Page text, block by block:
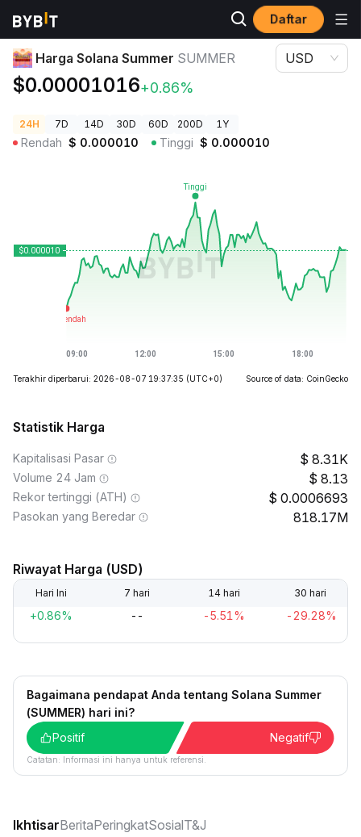
Daftar
Harga Kripto Harga Solana Summer SUMMER
Harga Solana Summer SUMMER
$0.00001016+0.86%
USD
24H 7D 14D 30D 60D 200D 1Y
Rendah $ 0.000010 Tinggi $ 0.000010
Terakhir diperbarui: 2026-08-07 19:37:35 (UTC+0) Source of data: CoinGecko
Statistik Harga
Kapitalisasi Pasar 8.31K
Volume 24 Jam 8.13
Rekor tertinggi (ATH) 0.0006693
Pasokan yang Beredar 818.17M
Riwayat Harga (USD)
Hari Ini 7 hari 14 hari 30 hari
+0.86% -- -5.51% -29.28%
Bagaimana pendapat Anda tentang Solana Summer
(SUMMER) hari ini?
Positif
Negatif
Catatan: Informasi ini hanya untuk referensi.
IkhtisarBeritaPeringkatSosialT&J